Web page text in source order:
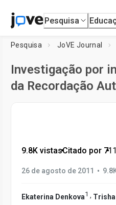
Pesquisa
Pesquisa JoVE Journal
Investigação por
da Recordação
9.8K vistas•Citado por 7•
26 de agosto de 2011 •
Ekaterina Denkova1 ,